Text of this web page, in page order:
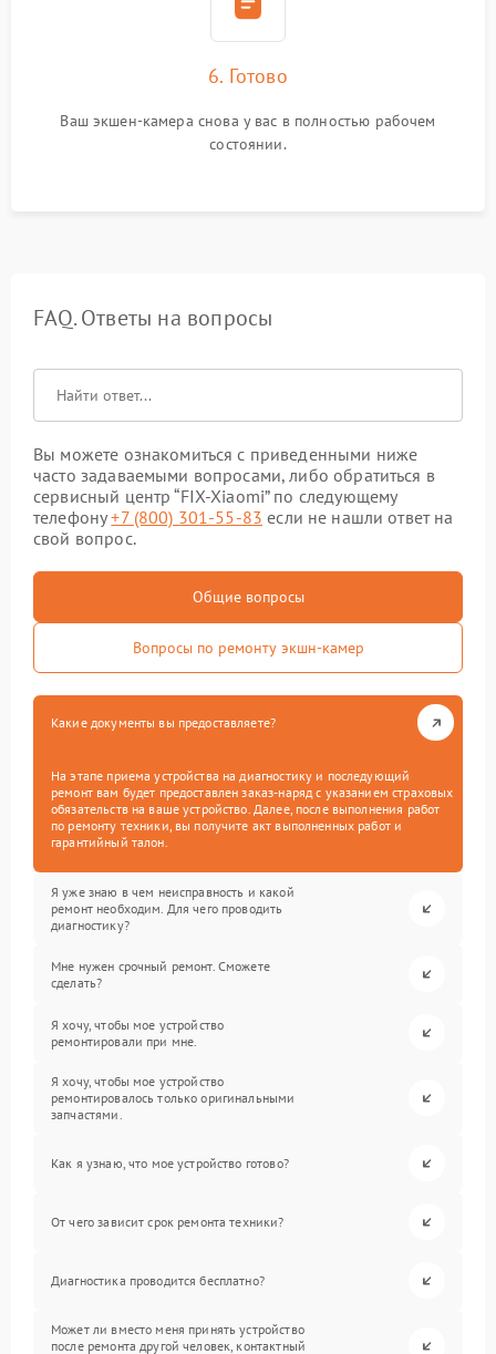
6. Готово
Ваш экшен-камера снова у вас в полностью рабочем
состоянии.
FAQ. Ответы на вопросы
Вы можете ознакомиться с приведенными ниже
часто задаваемыми вопросами, либо обратиться в
сервисный центр “FIX-Xiaomi” по следующему
телефону+7 (800) 301-55-83 если не нашли ответ на
свой вопрос.
Общие вопросы
Вопросы по ремонту экшн-камер
Какие документы вы предоставляете?
На этапе приема устройства на диагностику и последующий
ремонт вам будет предоставлен заказ-наряд с указанием страховых
обязательств на ваше устройство. Далее, после выполнения работ
по ремонту техники, вы получите акт выполненных работ и
гарантийный талон.
Я уже знаю в чем неисправность и какой
ремонт необходим. Для чего проводить
диагностику?
Мне нужен срочный ремонт. Сможете
сделать?
Я хочу, чтобы мое устройство
ремонтировали при мне.
Я хочу, чтобы мое устройство
ремонтировалось только оригинальными
запчастями.
Как я узнаю, что мое устройство готово?
От чего зависит срок ремонта техники?
Диагностика проводится бесплатно?
Может ли вместо меня принять устройство
после ремонта другой человек, контактный